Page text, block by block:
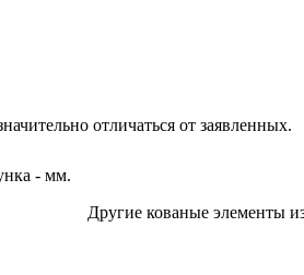
отличаться от заявленных.
- мм.
Другие кованые элементы